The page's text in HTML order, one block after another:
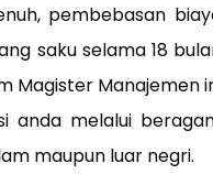
pembebasan
saku selama 18
Magister Manajemen
anda melalui
maupun luar negri.